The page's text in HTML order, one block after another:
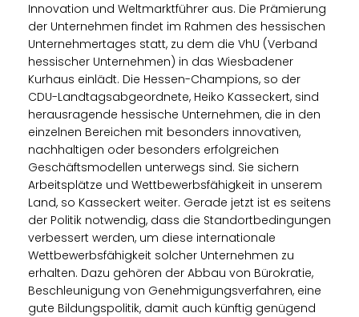
Innovation und Weltmarktführer aus. Die Prämierung
der Unternehmen findet im Rahmen des hessischen
Unternehmertages statt, zu dem die VhU (Verband
hessischer Unternehmen) in das Wiesbadener
Kurhaus einlädt. Die Hessen-Champions, so der
CDU-Landtagsabgeordnete, Heiko Kasseckert, sind
herausragende hessische Unternehmen, die in den
einzelnen Bereichen mit besonders innovativen,
nachhaltigen oder besonders erfolgreichen
Geschäftsmodellen unterwegs sind. Sie sichern
Arbeitsplätze und Wettbewerbsfähigkeit in unserem
Land, so Kasseckert weiter. Gerade jetzt ist es seitens
der Politik notwendig, dass die Standortbedingungen
verbessert werden, um diese internationale
Wettbewerbsfähigkeit solcher Unternehmen zu
erhalten. Dazu gehören der Abbau von Bürokratie,
Beschleunigung von Genehmigungsverfahren, eine
gute Bildungspolitik, damit auch künftig genügend